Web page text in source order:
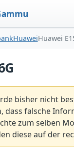
HuaweiHuawei
bisher nicht
dass falsche
zum selben
diese auf der